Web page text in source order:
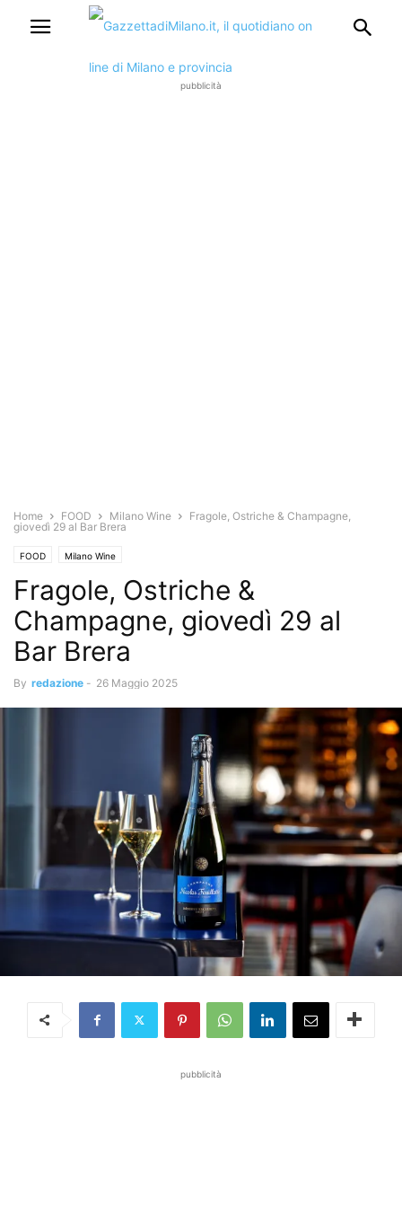
pubblicità
Home FOOD Milano Wine
Fragole, Ostriche & Champagne,
giovedì 29 al Bar Brera
FOOD Milano Wine
Fragole, Ostriche &
Champagne, giovedì 29 al
Bar Brera
By redazione - 26 Maggio 2025
pubblicità